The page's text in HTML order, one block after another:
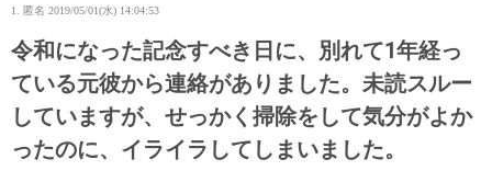
1. 匿名 2019/05/01(水) 14:04:53
令和になった記念すべき日に、別れて1年経っ
ている元彼から連絡がありました。未読スルー
していますが、せっかく掃除をして気分がよか
ったのに、イライラしてしまいました。